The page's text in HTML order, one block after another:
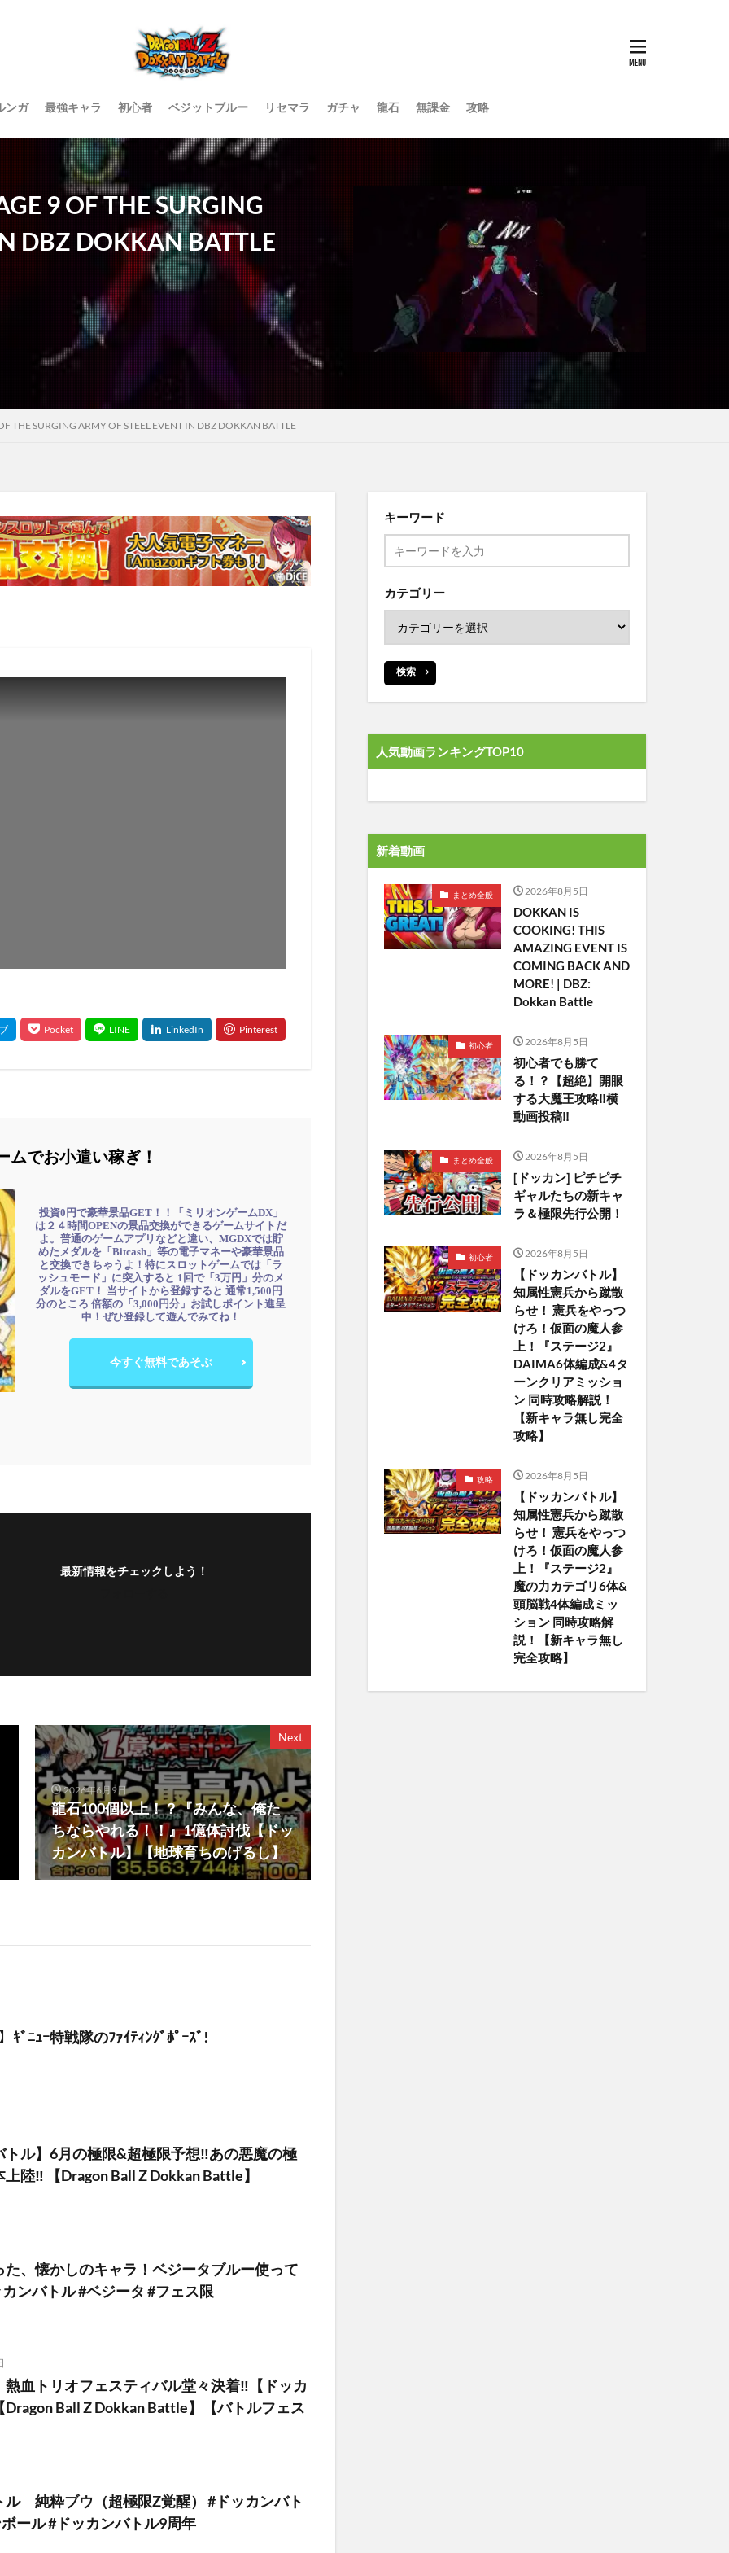
ンガ 最強キャラ 初心者 ベジットブルー リセマラ ガチャ 龍石 無課金 攻略
9 OF THE SURGING
DBZ DOKKAN BATTLE
THE SURGING ARMY OF STEEL EVENT IN DBZ DOKKAN BATTLE
ムでお小遣い稼ぎ！
投資0円で豪華景品GET！！「ミリオンゲームDX」
は２４時間OPENの景品交換ができるゲームサイトだ
よ。普通のゲームアプリなどと違い、MGDXでは貯
めたメダルを「Bitcash」等の電子マネーや豪華景品
と交換できちゃうよ！特にスロットゲームでは「ラ
ッシュモード」に突入すると 1回で「3万円」分のメ
ダルをGET！ 当サイトから登録すると 通常1,500円
分のところ 倍額の「3,000円分」お試しポイント進呈
中！ぜひ登録して遊んでみてね！
今すぐ無料であそぶ
最新情報をチェックしよう！
Next
2026年6月9日
龍石100個以上！？『みんな、俺た
ちならやれる！！』1億体討伐【ドッ
カンバトル】【地球育ちのげるし】
ｷﾞﾆｭｰ特戦隊のﾌｧｲﾃｨﾝｸﾞﾎﾟｰｽﾞ!
トル】6月の極限&超極限予想‼︎あの悪魔の極
陸‼︎ 【Dragon Ball Z Dokkan Battle】
た、懐かしのキャラ！ベジータブルー使って
ンバトル #ベジータ #フェス限
熱血トリオフェスティバル堂々決着‼︎【ドッカ
Dragon Ball Z Dokkan Battle】【バトルフェス
ル 純粋ブウ（超極限Z覚醒） #ドッカンバト
ール #ドッカンバトル9周年
キーワード
カテゴリー
検索
人気動画ランキングTOP10
新着動画
まとめ全般 2026年8月5日
DOKKAN IS
COOKING! THIS
AMAZING EVENT IS
COMING BACK AND
MORE! | DBZ:
Dokkan Battle
初心者 2026年8月5日
初心者でも勝て
る！？【超絶】開眼
する大魔王攻略‼️横
動画投稿‼︎
まとめ全般 2026年8月5日
[ドッカン] ピチピチ
ギャルたちの新キャ
ラ＆極限先行公開！
初心者 2026年8月5日
【ドッカンバトル】
知属性憲兵から蹴散
らせ！ 憲兵をやっつ
けろ！仮面の魔人参
上！『ステージ2』
DAIMA6体編成&4タ
ーンクリアミッショ
ン 同時攻略解説！
【新キャラ無し完全
攻略】
攻略 2026年8月5日
【ドッカンバトル】
知属性憲兵から蹴散
らせ！ 憲兵をやっつ
けろ！仮面の魔人参
上！『ステージ2』
魔の力カテゴリ6体&
頭脳戦4体編成ミッ
ション 同時攻略解
説！【新キャラ無し
完全攻略】